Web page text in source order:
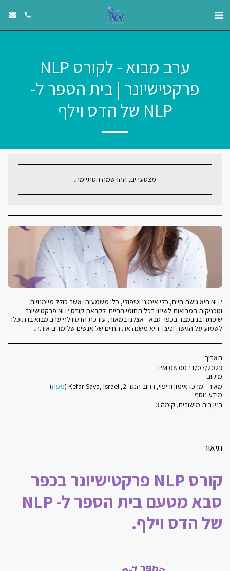
ערב מבוא - לקורס NLP
פרקטישיונר | בית הספר ל-
NLP של הדס וילף
מצטערים, ההרשמה הסתיימה.
NLP היא גישת חיים, כלי אימוני וטיפולי, כלי משמעותי אשר כולל מיומנויות
וטכניקות המביאות לשינוי בכל תחומי החיים. לקראת קורס NLP פרקטישיונר
שיפתח בנובמבר בכפר סבא - אצלנו במאור, עורכת הדס וילף ערב מבוא בו תוכלו
לשמוע על הגישה וכיצד היא משנה את החיים של אנשים שלומדים אותה.
תאריך:
11/07/2023 08:00 PM
מיקום
מאור - מרכז אימון וריפוי, רחוב הנגר 2, Kefar Sava, Israel (
מפה)
מידע נוסף:
בנין בית מישורים, קומה 3
תיאור
קורס NLP פרקטישיונר בכפר
סבא מטעם בית הספר ל- NLP
של הדס וילף.